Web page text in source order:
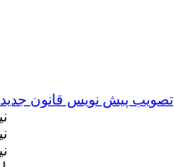
تصویب پیش نویس قانون جدید